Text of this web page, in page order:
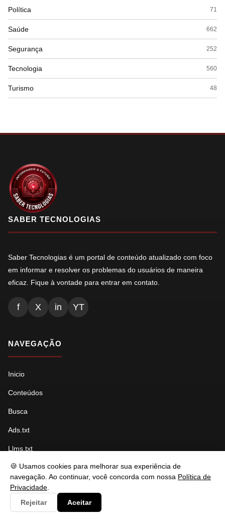
🍪 Usamos cookies para melhorar sua experiência de
navegação. Ao continuar, você concorda com nossa Política de
Privacidade
Rejeitar
Aceitar
Política 71
Saúde 662
Segurança 252
Tecnologia 560
Turismo 48
SABER TECNOLOGIAS
Saber Tecnologias é um portal de conteúdo atualizado com foco
em informar e resolver os problemas do usuários de maneira
eficaz. Fique à vontade para entrar em contato.
f X in YT
NAVEGAÇÃO
Inicio
Conteúdos
Busca
Ads.txt
Llms.txt
Robots.txt
Sitemap Índice
Sitemap Páginas